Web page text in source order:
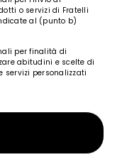
o servizi di Fratelli
al (punto b)
per finalità di
abitudini e scelte di
servizi personalizzati